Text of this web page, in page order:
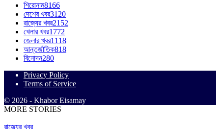
শিরোনাম8166
দেশের খবর3120
রাজ্যের খবর2152
খেলার খবর1772
জেলার খবর1118
আন্তর্জাতিক818
বিনোদন280
Privacy Policy
Terms of Service
© 2026 - Khabor Eisamay
MORE STORIES
রাজ্যের খবর